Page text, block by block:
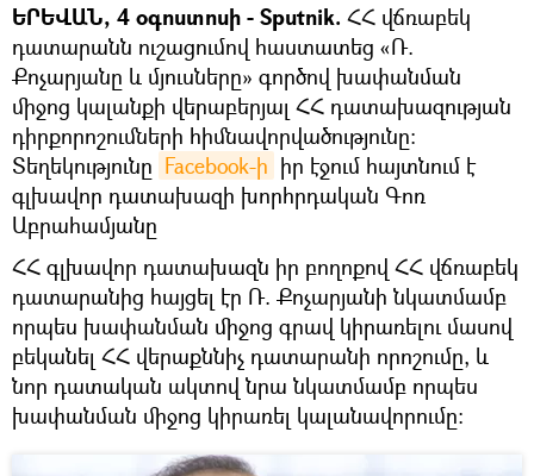
ԵՐԵՎԱՆ, 4 օգոստոսի - Sputnik. ՀՀ վճռաբեկ
դատարանն ուշացումով հաստատեց «Ռ.
Քոչարյանը և մյուսները» գործով խափանման
միջոց կալանքի վերաբերյալ ՀՀ դատախազության
դիրքորոշումների հիմնավորվածությունը։
Տեղեկությունը Facebook-ի իր էջում հայտնում է
գլխավոր դատախազի խորհրդական Գոռ
Աբրահամյանը
ՀՀ գլխավոր դատախազն իր բողոքով ՀՀ վճռաբեկ
դատարանից հայցել էր Ռ. Քոչարյանի նկատմամբ
որպես խափանման միջոց գրավ կիրառելու մասով
բեկանել ՀՀ վերաքննիչ դատարանի որոշումը, և
նոր դատական ակտով նրա նկատմամբ որպես
խափանման միջոց կիրառել կալանավորումը: